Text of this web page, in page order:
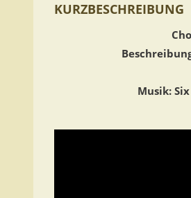
KURZBESCHREIBUNG
Musik: